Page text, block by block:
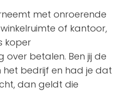
met onroerende
of kantoor,
koper
betalen. Ben jij de
het bedrijf en had je dat
dan geldt die